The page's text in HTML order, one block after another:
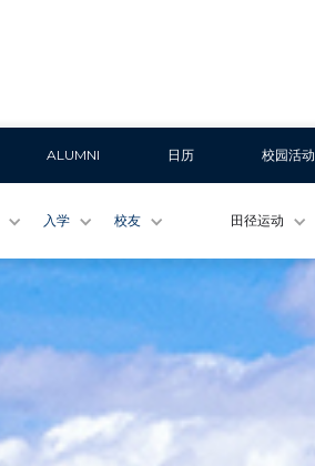
ALUMNI 日历 校园活动
入学 校友 田径运动